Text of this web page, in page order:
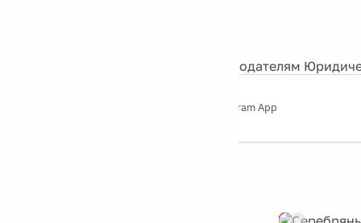
Рекламодателям
Telegram App